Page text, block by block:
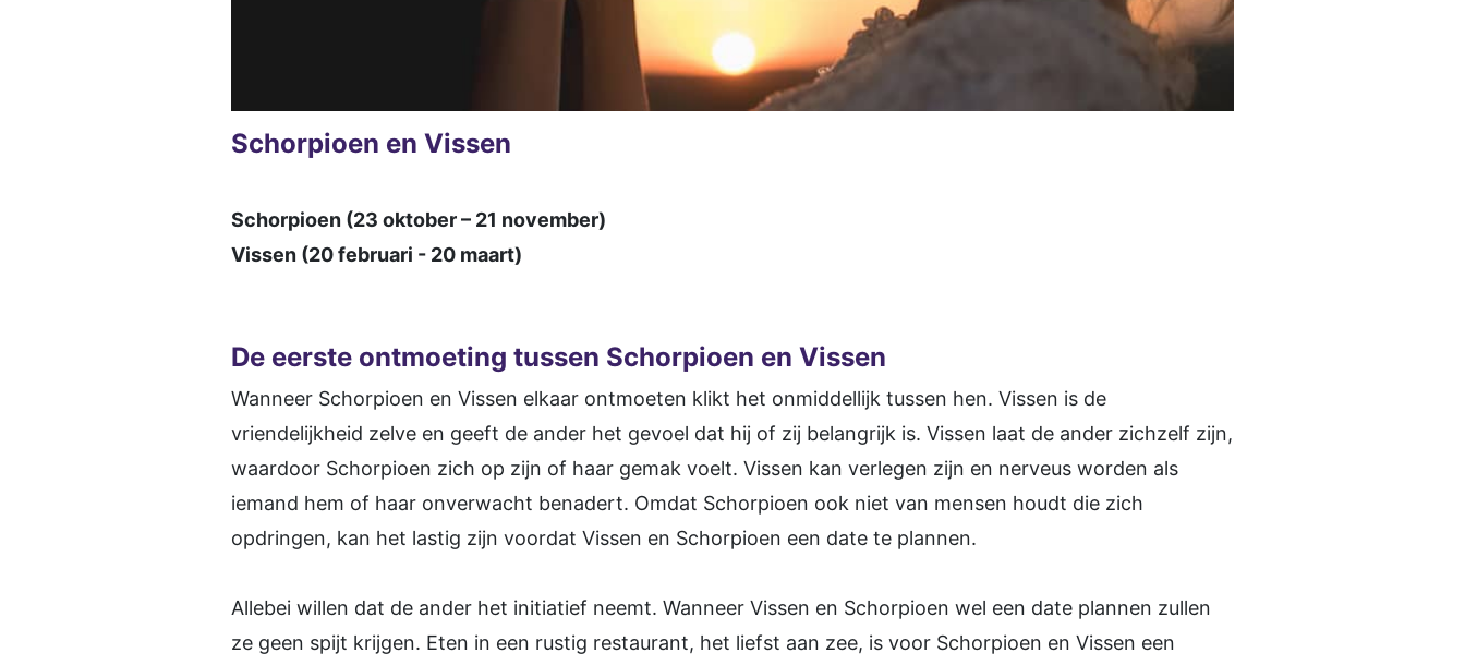
Schorpioen en Vissen
Schorpioen (23 oktober – 21 november)
Vissen (20 februari - 20 maart)
De eerste ontmoeting tussen Schorpioen en Vissen
Wanneer Schorpioen en Vissen elkaar ontmoeten klikt het onmiddellijk tussen hen. Vissen is de
vriendelijkheid zelve en geeft de ander het gevoel dat hij of zij belangrijk is. Vissen laat de ander zichzelf zijn,
waardoor Schorpioen zich op zijn of haar gemak voelt. Vissen kan verlegen zijn en nerveus worden als
iemand hem of haar onverwacht benadert. Omdat Schorpioen ook niet van mensen houdt die zich
opdringen, kan het lastig zijn voordat Vissen en Schorpioen een date te plannen.
Allebei willen dat de ander het initiatief neemt. Wanneer Vissen en Schorpioen wel een date plannen zullen
ze geen spijt krijgen. Eten in een rustig restaurant, het liefst aan zee, is voor Schorpioen en Vissen een